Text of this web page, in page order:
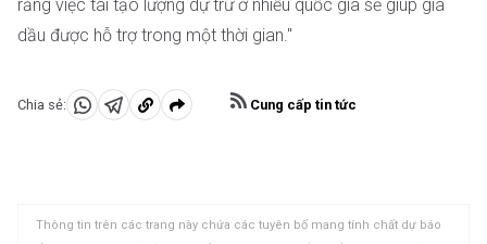
rằng việc tái tạo lượng dự trữ ở nhiều quốc gia sẽ giúp giá
dầu được hỗ trợ trong một thời gian."
Chia sẻ:
Chia Chia Sao
Cung cấp tin tức
Thông tin trên các trang này chứa các tuyên bố mang tính chất dự báo